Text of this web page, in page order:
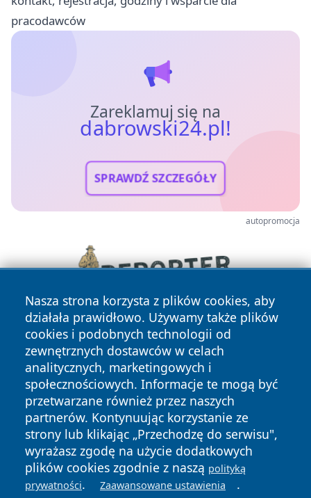
pracodawców
Zareklamuj się na
dabrowski24.pl!
SPRAWDŹ SZCZEGÓŁY
autopromocja
Nasza strona korzysta z plików cookies, aby
działała prawidłowo. Używamy także plików
cookies i podobnych technologii od
zewnętrznych dostawców w celach
analitycznych, marketingowych i
społecznościowych. Informacje te mogą być
przetwarzane również przez naszych
partnerów. Kontynuując korzystanie ze
strony lub klikając „Przechodzę do serwisu",
wyrażasz zgodę na użycie dodatkowych
plików cookies zgodnie z naszą polityką
prywatności. Zaawansowane ustawienia .
Copyright © 2026 dabrowski24.pl Wszystkie prawa
zastrzeżone.
News Autorzy
Polityka
Polityka